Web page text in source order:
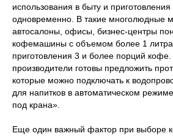
использования в быту и
одновременно. В такие многолюдные
автосалоны, офисы, бизнес-центры
кофемашины с объемом более 1
приготовления 3 и более порций кофе.
производители готовы предложить
которые можно подключать к
для напитков в автоматическом
под крана».
Еще один важный фактор при выборе